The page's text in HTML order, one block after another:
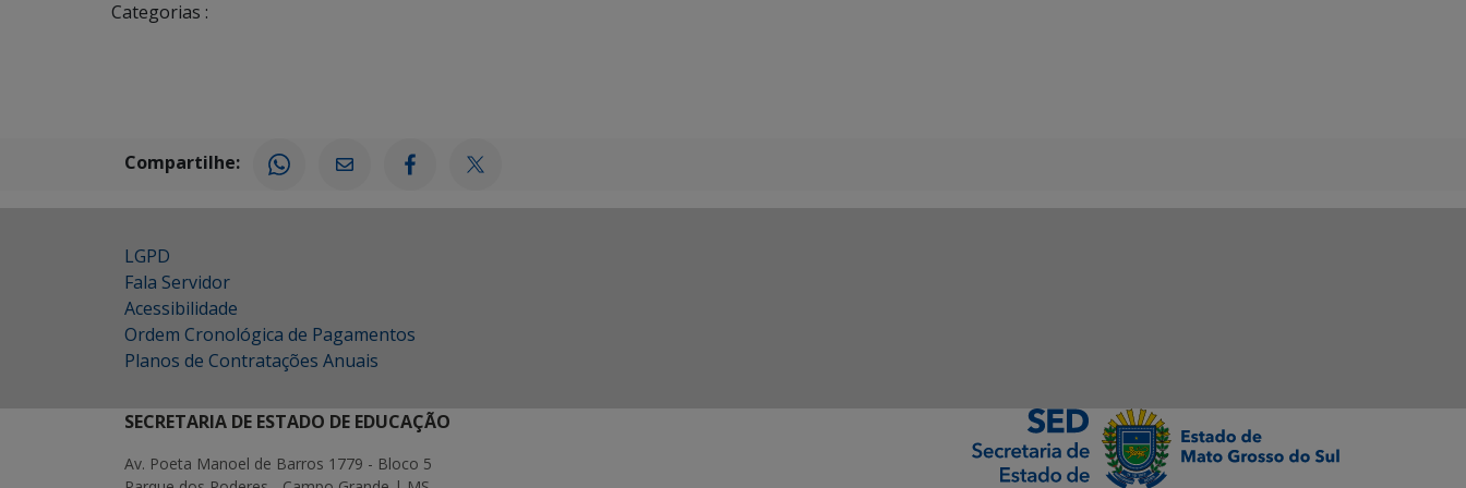
Categorias :
Compartilhe:
LGPD
Fala Servidor
Acessibilidade
Ordem Cronológica de Pagamentos
Planos de Contratações Anuais
SECRETARIA DE ESTADO DE EDUCAÇÃO
Av. Poeta Manoel de Barros 1779 - Bloco 5